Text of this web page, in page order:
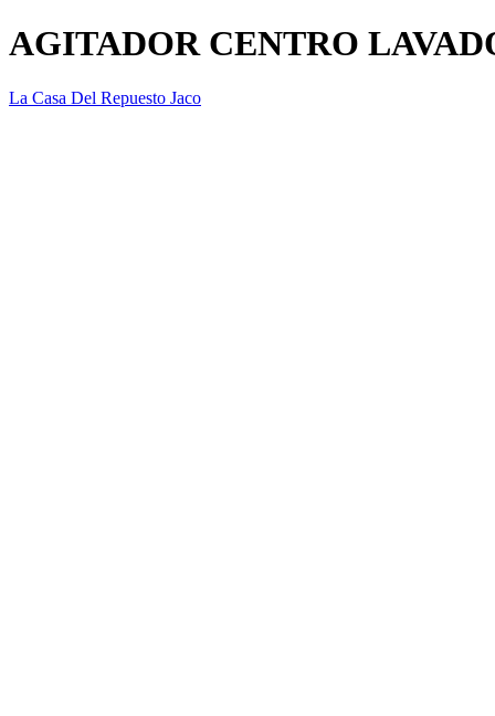
AGITADOR CENTRO
La Casa Del Repuesto Jaco